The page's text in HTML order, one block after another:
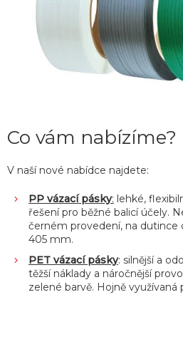
Co vám nabízíme?
V naší nové nabídce najdete:
PP vázací pásky: lehké,
řešení pro běžné balicí účely.
černém provedení, na
405 mm.
PET vázací pásky: silnější a
těžší náklady a náročnější
zelené barvě. Hojně využívaná